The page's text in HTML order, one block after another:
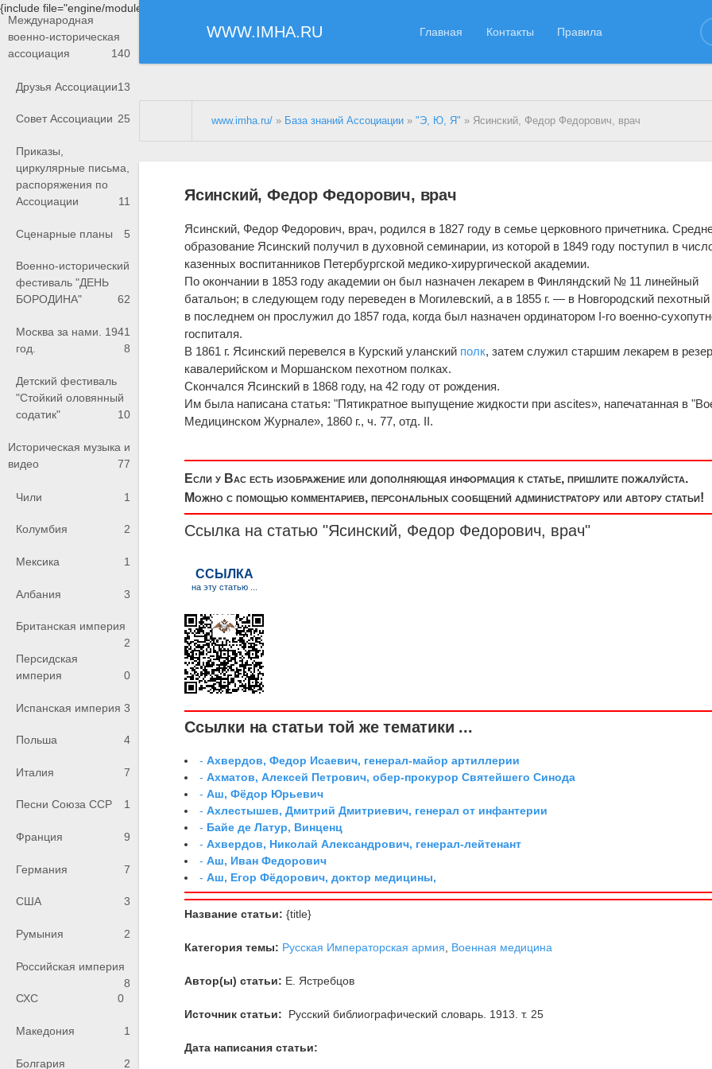
{include file="engine/modules/saperu/head.php"}
WWW.IMHA.RU Главная Контакты Правила
Международная
военно-историческая
ассоциация
140
Друзья Ассоциации13
Совет Ассоциации 25
Приказы,
циркулярные письма,
распоряжения по
Ассоциации
11
Сценарные планы 5
Военно-исторический
фестиваль "ДЕНЬ
БОРОДИНА"
62
Москва за нами. 1941
год.
8
Детский фестиваль
"Стойкий оловянный
содатик"
10
Историческая музыка и
видео
77
Чили 1
Колумбия 2
Мексика 1
Албания 3
Британская империя
2
Персидская
империя
0
Испанская империя 3
Польша 4
Италия 7
Песни Союза ССР 1
Франция 9
Германия 7
США 3
Румыния 2
Российская империя
8
СХС
0
Македония 1
Болгария 2
www.imha.ru/ » База знаний Ассоциации »"Э, Ю, Я" » Ясинский, Федор Федорович, врач
Ясинский, Федор Федорович, врач
Ясинский, Федор Федорович, врач, родился в 1827 году в семье церковного причетника.
образование Ясинский получил в духовной семинарии, из которой в 1849 году поступил в
казенных воспитанников Петербургской медико-хирургической академии.
По окончании в 1853 году академии он был назначен лекарем в Финляндский № 11 линейный
батальон; в следующем году переведен в Могилевский, а в 1855 г. — в Новгородский пехотный
в последнем он прослужил до 1857 года, когда был назначен ординатором I-го военно-
госпиталя.
В 1861 г. Ясинский перевелся в Курский уланский полк, затем служил старшим лекарем в
кавалерийском и Моршанском пехотном полках.
Скончался Ясинский в 1868 году, на 42 году от рождения.
Им была написана статья: "Пятикратное выпущение жидкости при ascites», напечатанная в
Медицинском Журнале», 1860 г., ч. 77, отд. II.
Если у Вас есть изображение или дополняющая информация к статье, пришлите пожалуйста.
Можно с помощью комментариев, персональных сообщений администратору или автору статьи!
Ссылка на статью "Ясинский, Федор Федорович, врач"
Ссылки на статьи той же тематики ...
-Ахвердов, Федор Исаевич, генерал-майор артиллерии
-Ахматов, Алексей Петрович, обер-прокурор Святейшего Синода
-Аш, Фёдор Юрьевич
-Ахлестышев, Дмитрий Дмитриевич, генерал от инфантерии
- Байе де Латур, Винценц
-Ахвердов, Николай Александрович, генерал-лейтенант
-Аш, Иван Федорович
-Аш, Егор Фёдорович, доктор медицины,
Название статьи: {title}
Категория темы: Русская Императорская армия Военная медицина
Автор(ы) статьи: Е. Ястребцов
Источник статьи: Русский библиографический словарь. 1913. т. 25
Дата написания статьи: